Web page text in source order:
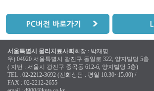
서울특별시 물리치료사회회장 : 박재명
우) 04920 서울특별시 광진구 동일로 322, 양지빌딩 5층
( 지번 : 서울시 광진구 중곡동 612-6, 양지빌딩 5층)
TEL : 02-2212-3692 (전화상담 : 평일 10:30~15:00) /
FAX : 02-2212-2655